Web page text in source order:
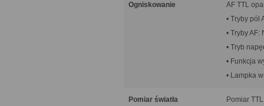
Ogniskowanie
AF TTL
• Tryby pól
• Tryby AF:
• Tryb
• Funkcja
• Lampka
Pomiar światła
Pomiar